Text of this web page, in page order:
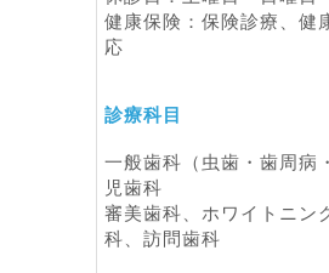
健康保険：保険診療、健
応
診療科目
一般歯科（虫歯・歯周病
児歯科
審美歯科、ホワイトニン
科、訪問歯科